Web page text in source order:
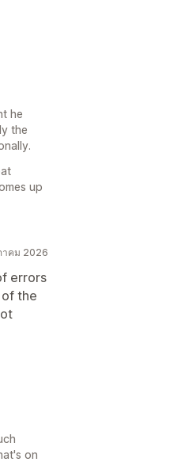
he
the
up
าคม 2026
errors
the
on